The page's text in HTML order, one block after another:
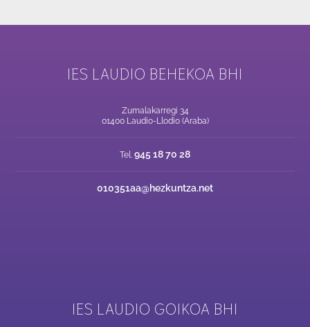
IES LAUDIO BEHEKOA BHI
Zumalakarregi 34
01400 Laudio-Llodio (Araba)
Tel. 945 18 70 28
010351aa@hezkuntza.net
IES LAUDIO GOIKOA BHI